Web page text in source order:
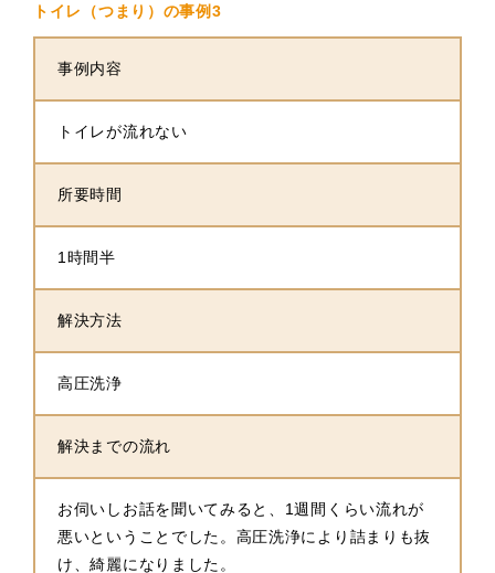
トイレ（つまり）の事例3
事例内容
トイレが流れない
所要時間
1時間半
解決方法
高圧洗浄
解決までの流れ
お伺いしお話を聞いてみると、1週間くらい流れが
悪いということでした。高圧洗浄により詰まりも抜
け、綺麗になりました。